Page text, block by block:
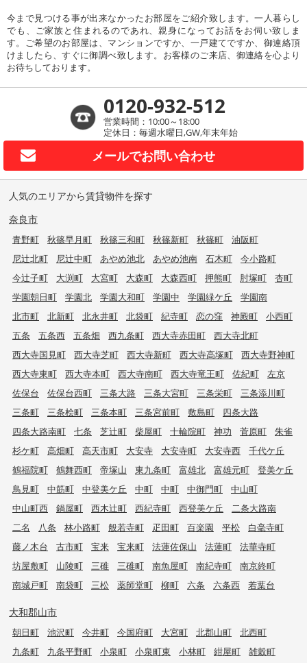
今まで見つける事が出来なかったお部屋をご紹介致します。一人暮らし
でも、ご家族と住まれるのであれ、親身になってお話をお伺い致しま
す。ご希望のお部屋は、マンションですか、一戸建てですか、御連絡頂
けましたら、すぐに御調べ致します。お客様のご来店、御連絡を心より
お待ちしております。
0120-932-512
営業時間：10:00～18:00
定休日：毎週水曜日,GW,年末年始
メールでお問い合わせ
人気のエリアから賃貸物件を探す
奈良市
青野町 秋篠早月町 秋篠三和町 秋篠新町 秋篠町
油阪町
尼辻北町
尼辻中町 あやめ池北 あやめ池南 石木町
今小路町
今辻子町
大渕町 大宮町 大森町 大森西町 押熊町 肘塚町
杏町
学園朝日町
学園北 学園大和町 学園中 学園緑ケ丘
学園南
北市町
北新町 北永井町 北袋町 紀寺町 恋の窪 神殿町
小西町
五条
五条西 五条畑 西九条町 西大寺赤田町
西大寺北町
西大寺国見町
西大寺芝町 西大寺新町 西大寺高塚町
西大寺野神町
西大寺東町
西大寺本町 西大寺南町 西大寺竜王町 佐紀町
左京
佐保台
佐保台西町 三条大路 三条大宮町 三条栄町
三条添川町
三条町
三条桧町 三条本町 三条宮前町 敷島町
四条大路
四条大路南町
七条 芝辻町 柴屋町 十輪院町 神功 菅原町
朱雀
杉ケ町
高畑町 高天市町 大安寺 大安寺町 大安寺西
千代ケ丘
鶴福院町
鶴舞西町 帝塚山 東九条町 富雄北 富雄元町
登美ケ丘
鳥見町
中筋町 中登美ケ丘 中町 中町 中御門町
中山町
中山町西
鍋屋町 西木辻町 西紀寺町 西登美ケ丘
二条大路南
二名
八条 林小路町 般若寺町 疋田町 百楽園 平松
白毫寺町
藤ノ木台
古市町 宝来 宝来町 法蓮佐保山 法蓮町
法華寺町
坊屋敷町
山陵町 三碓 三碓町 南魚屋町 南紀寺町
南京終町
南城戸町
南袋町 三松 薬師堂町 柳町 六条 六条西 若葉台
大和郡山市
朝日町 池沢町 今井町 今国府町 大宮町 北郡山町
北西町
九条町
九条平野町 小泉町 小泉町東 小林町 紺屋町
雑穀町